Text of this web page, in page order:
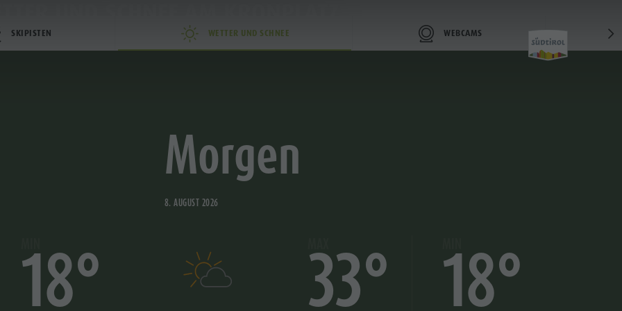
Online Shop
Ticketverkaufsstellen
SKIPISTEN WETTER UND SCHNEE WEBCAMS
18°
Morgen
8. AUGUST 2026
33° 18°